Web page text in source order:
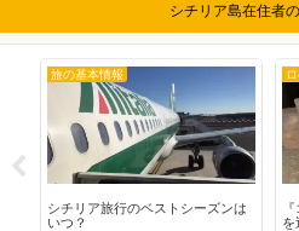
シチリア島在住者
空港・移動情報
カターニア空港【徹底解説】
性